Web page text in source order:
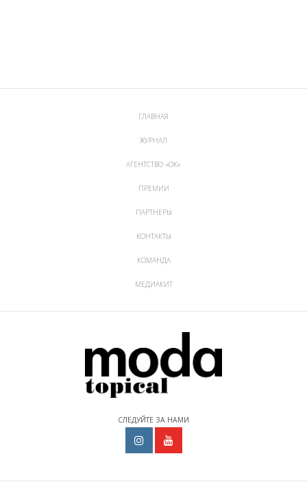
ГЛАВНАЯ
ЖУРНАЛ
АГЕНТСТВО «ОК»
ПРЕМИИ
ПАРТНЕРЫ
КОНТАКТЫ
КОМАНДА
МЕДИАКИТ
СЛЕДУЙТЕ ЗА НАМИ